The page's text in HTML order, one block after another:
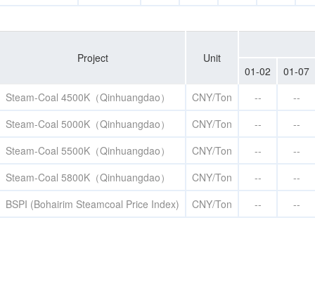
Project
Unit
01-02
01-07
Steam-Coal 4500K（Qinhuangdao）
CNY/Ton --
--
Steam-Coal 5000K（Qinhuangdao）
CNY/Ton --
--
Steam-Coal 5500K（Qinhuangdao）
CNY/Ton --
--
Steam-Coal 5800K（Qinhuangdao）
CNY/Ton --
--
BSPI (Bohairim Steamcoal Price Index)
CNY/Ton -- --